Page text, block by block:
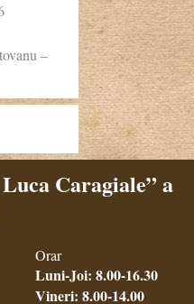
–
Caragiale” a
Orar
Luni-Joi: 8.00-16.30
Vineri: 8.00-14.00